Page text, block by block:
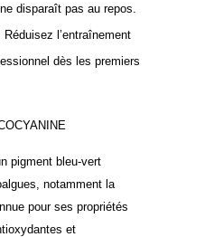
disparaît pas au repos.
l’entraînement
dès les premiers
pigment bleu-vert
notamment la
pour ses propriétés
et